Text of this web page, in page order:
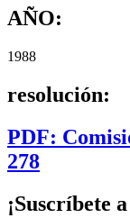
AÑO:
1988
resolución:
PDF:
278
¡Suscríbete